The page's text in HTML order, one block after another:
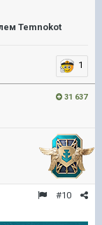
Temnokot
1
31 637
#10